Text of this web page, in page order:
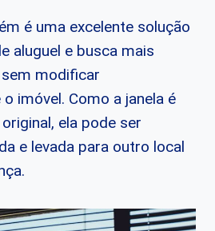
é uma excelente solução
aluguel e busca mais
modificar
imóvel. Como a janela é
ela pode ser
e levada para outro local